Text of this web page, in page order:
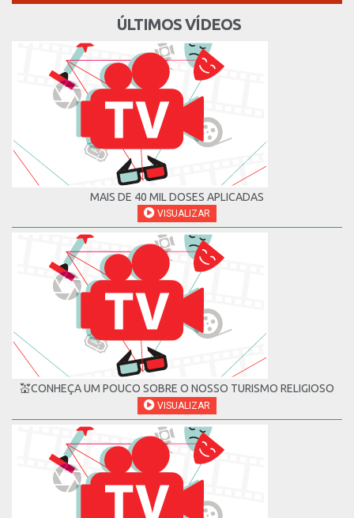
ÚLTIMOS VÍDEOS
MAIS DE 40 MIL DOSES APLICADAS
VISUALIZAR
💒CONHEÇA UM POUCO SOBRE O NOSSO TURISMO RELIGIOSO
VISUALIZAR